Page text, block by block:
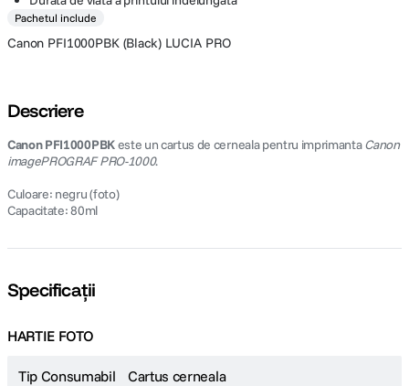
Pachetul include
Canon PFI1000PBK (Black) LUCIA PRO
Descriere
Canon PFI1000PBKeste un cartus de cerneala pentru imprimantaCanon
imagePROGRAF PRO-1000.
Culoare: negru (foto)
Capacitate: 80ml
Specificații
HARTIE FOTO
Tip Consumabil Cartus cerneala